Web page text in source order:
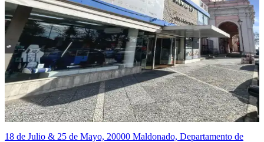
18 de Julio & 25 de Mayo, 20000 Maldonado, Departamento de